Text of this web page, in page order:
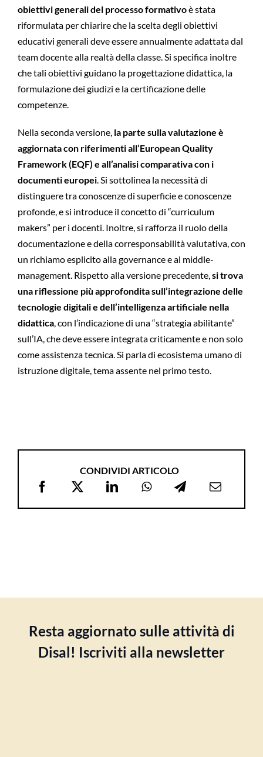
obiettivi generali del processo formativoè stata
riformulata per chiarire che la scelta degli obiettivi
educativi generali deve essere annualmente adattata dal
team docente alla realtà della classe. Si specifica inoltre
che tali obiettivi guidano la progettazione didattica, la
formulazione dei giudizi e la certificazione delle
competenze.
Nella seconda versione, la parte sulla valutazione è
aggiornata con riferimenti all’European Quality
Framework (EQF) e all’analisi comparativa con i
documenti europei. Si sottolinea la necessità di
distinguere tra conoscenze di superficie e conoscenze
profonde, e si introduce il concetto di “curriculum
makers” per i docenti. Inoltre, si rafforza il ruolo della
documentazione e della corresponsabilità valutativa, con
un richiamo esplicito alla governance e al middle-
management. Rispetto alla versione precedente,si trova
una riflessione più approfondita sull’integrazione delle
tecnologie digitali e dell’intelligenza artificiale nella
didattica, con l’indicazione di una “strategia abilitante”
sull’IA, che deve essere integrata criticamente e non solo
come assistenza tecnica. Si parla di ecosistema umano di
istruzione digitale, tema assente nel primo testo.
CONDIVIDI ARTICOLO
Resta aggiornato sulle attività di
Disal! Iscriviti alla newsletter